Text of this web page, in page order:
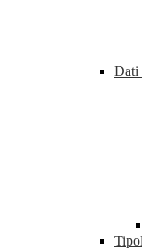
Dati